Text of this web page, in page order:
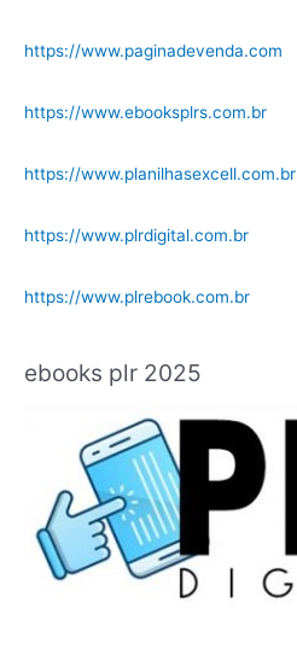
https://www.paginadevenda.com
https://www.ebooksplrs.com.br
https://www.planilhasexcell.com.br
https://www.plrdigital.com.br
https://www.plrebook.com.br
ebooks plr 2025